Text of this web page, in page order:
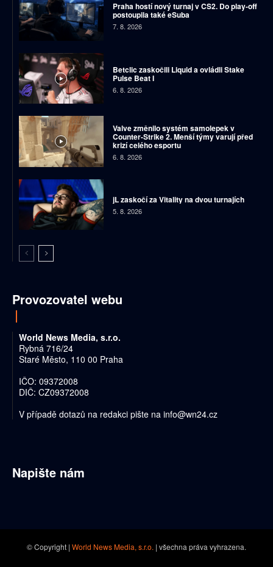
Praha hostí nový turnaj v CS2. Do play-off
postoupila také eSuba
7. 8. 2026
Betclic zaskočili Liquid a ovládli Stake
Pulse Beat I
6. 8. 2026
Valve změnilo systém samolepek v
Counter-Strike 2. Menší týmy varují před
krizí celého esportu
6. 8. 2026
jL zaskočí za Vitality na dvou turnajích
5. 8. 2026
Provozovatel webu
World News Media, s.r.o.
Rybná 716/24
Staré Město, 110 00 Praha
IČO: 09372008
DIČ: CZ09372008
V případě dotazů na redakci pište na info@wn24.cz
Napište nám
© Copyright | World News Media, s.r.o. | všechna práva vyhrazena.